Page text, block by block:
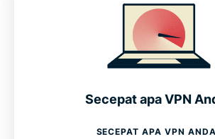
Secepat apa VPN
SECEPAT APA VPN